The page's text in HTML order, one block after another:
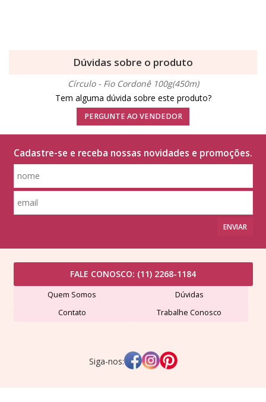
Dúvidas sobre o produto
Círculo - Fio Cordonê 100g(450m)
Tem alguma dúvida sobre este produto?
PERGUNTE AO VENDEDOR
Cadastre-se e receba nossas novidades e promoções.
ENVIAR
FALE CONOSCO: (11) 2268-1184
Quem Somos
Dúvidas
Contato
Trabalhe Conosco
Siga-nos: